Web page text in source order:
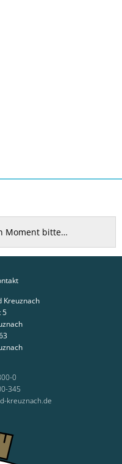
Moment bitte…
Kreuznach
5
0
345
kreuznach.de